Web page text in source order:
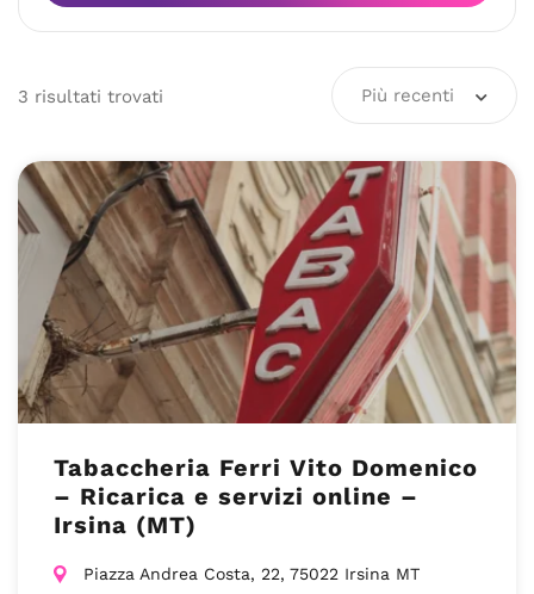
3 risultati trovati Più recenti
Tabaccheria Ferri Vito Domenico
– Ricarica e servizi online –
Irsina (MT)
Piazza Andrea Costa, 22, 75022 Irsina MT